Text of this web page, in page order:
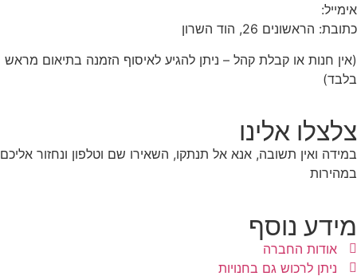
אימייל:
כתובת: הראשונים 26, הוד השרון
(אין חנות או קבלת קהל – ניתן להגיע לאיסוף הזמנה בתיאום מראש
בלבד)
צלצלו אלינו
במידה ואין תשובה, אנא אל תנתקו, השאירו שם וטלפון ונחזור אליכם
במהירות
מידע נוסף
אודות החברה
ניתן לרכוש גם בחנויות